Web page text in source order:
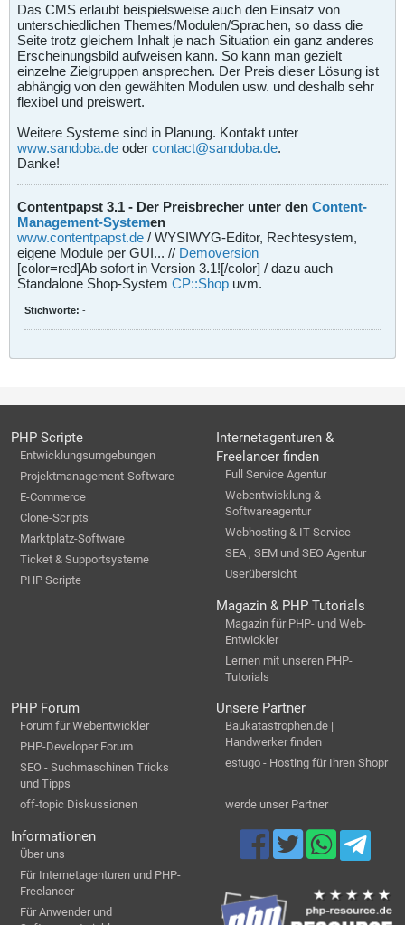
Das CMS erlaubt beispielsweise auch den Einsatz von
unterschiedlichen Themes/Modulen/Sprachen, so dass die
Seite trotz gleichem Inhalt je nach Situation ein ganz anderes
Erscheinungsbild aufweisen kann. So kann man gezielt
einzelne Zielgruppen ansprechen. Der Preis dieser Lösung ist
abhängig von den gewählten Modulen usw. und deshalb sehr
flexibel und preiswert.
Weitere Systeme sind in Planung. Kontakt unter
www.sandoba.de oder contact@sandoba.de.
Danke!
Contentpapst 3.1 - Der Preisbrecher unter den Content-
Management-Systemen
www.contentpapst.de / WYSIWYG-Editor, Rechtesystem,
eigene Module per GUI... // Demoversion
[color=red]Ab sofort in Version 3.1![/color] / dazu auch
Standalone Shop-System CP::Shop uvm.
Stichworte: -
PHP Scripte
Entwicklungsumgebungen
Projektmanagement-Software
E-Commerce
Clone-Scripts
Marktplatz-Software
Ticket & Supportsysteme
PHP Scripte
Internetagenturen &
Freelancer finden
Full Service Agentur
Webentwicklung &
Softwareagentur
Webhosting & IT-Service
SEA , SEM und SEO Agentur
Userübersicht
Magazin & PHP Tutorials
Magazin für PHP- und Web-
Entwickler
Lernen mit unseren PHP-
Tutorials
PHP Forum
Forum für Webentwickler
PHP-Developer Forum
SEO - Suchmaschinen Tricks
und Tipps
off-topic Diskussionen
Unsere Partner
Baukatastrophen.de |
Handwerker finden
estugo - Hosting für Ihren Shopr
werde unser Partner
Informationen
Über uns
Für Internetagenturen und PHP-
Freelancer
Für Anwender und